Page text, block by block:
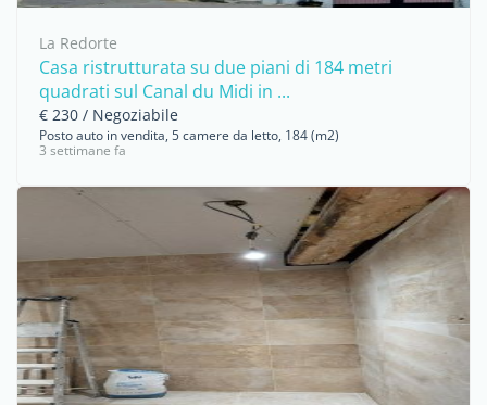
La Redorte
Casa ristrutturata su due piani di 184 metri
quadrati sul Canal du Midi in ...
€ 230 / Negoziabile
Posto auto in vendita, 5 camere da letto, 184 (m2)
3 settimane fa